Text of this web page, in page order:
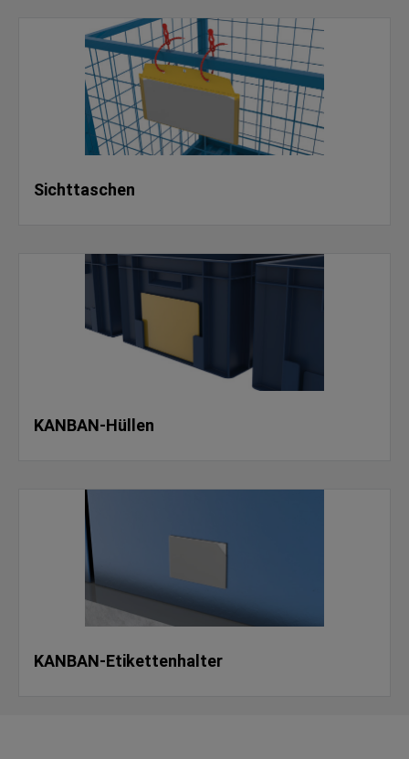
Sichttaschen
KANBAN-Hüllen
KANBAN-Etikettenhalter